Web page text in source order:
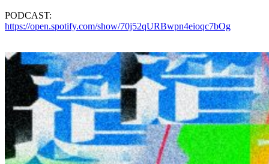
PODCAST:
https://open.spotify.com/show/70j52qURBwpn4eioqc7bOg